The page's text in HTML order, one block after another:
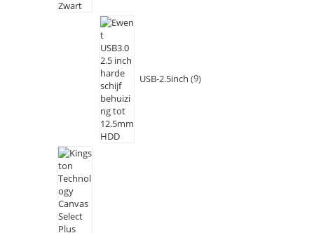
USB-2.5inch 9